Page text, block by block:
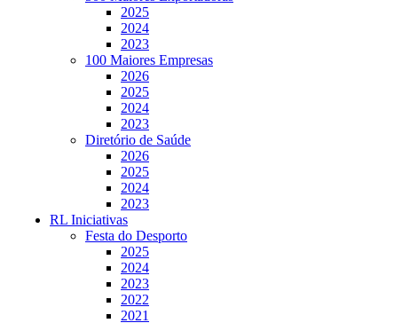
2025
2024
2023
100 Maiores Empresas
2026
2025
2024
2023
Diretório de Saúde
2026
2025
2024
2023
RL Iniciativas
Festa do Desporto
2025
2024
2023
2022
2021